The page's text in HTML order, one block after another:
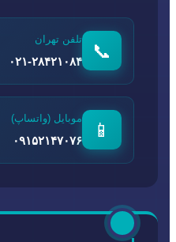
📞
تلفن تهران
۰۲۱-۲۸۴۲۱۰۸۴
📱
موبایل (واتساپ)
۰۹۱۵۲۱۴۷۰۷۶